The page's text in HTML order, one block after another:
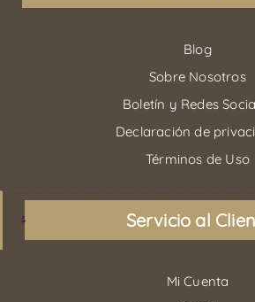
Blog
Sobre Nosotros
Boletín y Redes
Declaración de
Términos de Uso
Servicio al
Mi Cuenta